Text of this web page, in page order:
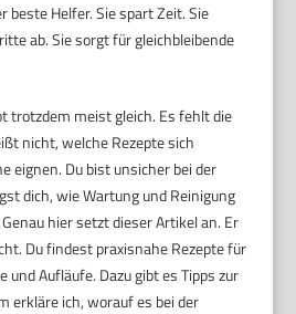
beste Helfer. Sie spart Zeit. Sie
ab. Sie sorgt für gleichbleibende
trotzdem meist gleich. Es fehlt die
nicht, welche Rezepte sich
eignen. Du bist unsicher bei der
dich, wie Wartung und Reinigung
hier setzt dieser Artikel an. Er
Du findest praxisnahe Rezepte für
Aufläufe. Dazu gibt es Tipps zur
erkläre ich, worauf es bei der